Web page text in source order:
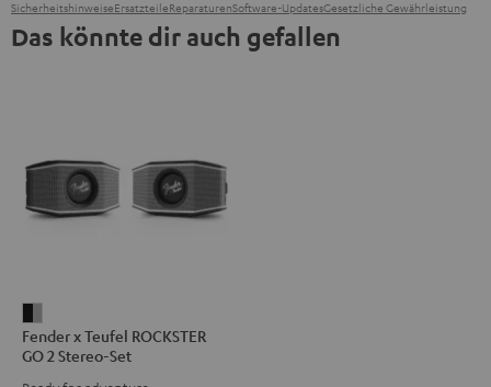
SicherheitshinweiseErsatzteileReparaturenSoftware-UpdatesGesetzliche Gewährleistung
Das könnte dir auch gefallen
x
Teufel
Fender x Teufel ROCKSTER
GO 2 Stereo-Set